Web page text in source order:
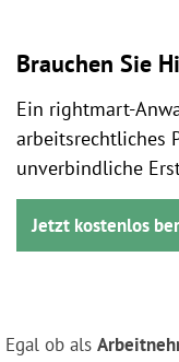
Brauchen Sie
Ein rightmart-
arbeitsrechtliches
unverbindliche
Jetzt kostenlos
Egal ob als